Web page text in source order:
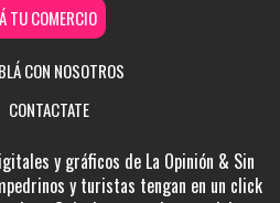
TU COMERCIO
CON NOSOTROS
CONTACTATE
y gráficos de La Opinión & Sin
y turistas tengan en un click